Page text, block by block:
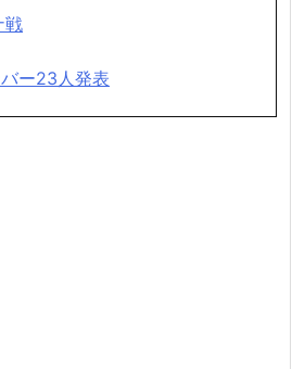
戦
ー23人発表